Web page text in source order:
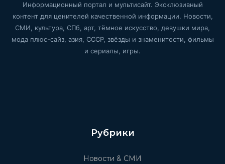
Информационный портал и мультисайт. Эксклюзивный
контент для ценителей качественной информации. Новости,
СМИ, культура, СПб, арт, тёмное искусство, девушки мира,
мода плюс-сайз, азия, СССР, звёзды и знаменитости, фильмы
и сериалы, игры.
Рубрики
Новости & СМИ